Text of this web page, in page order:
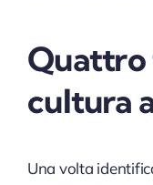
Quattro
cultura
Una volta